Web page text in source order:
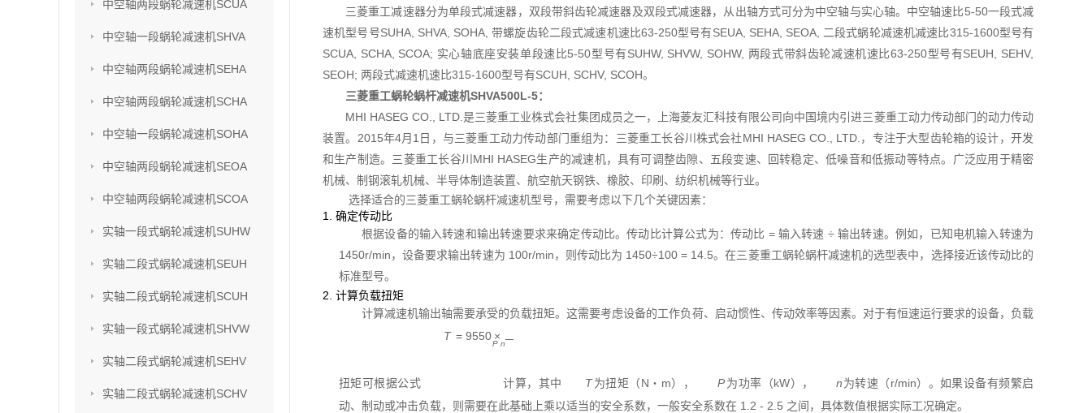
中空轴两段蜗轮减速机SCUA
中空轴一段蜗轮减速机SHVA
中空轴两段蜗轮减速机SEHA
中空轴两段蜗轮减速机SCHA
中空轴一段蜗轮减速机SOHA
中空轴两段蜗轮减速机SEOA
中空轴两段蜗轮减速机SCOA
实轴一段式蜗轮减速机SUHW
实轴二段式蜗轮减速机SEUH
实轴二段式蜗轮减速机SCUH
实轴一段式蜗轮减速机SHVW
实轴二段式蜗轮减速机SEHV
实轴二段式蜗轮减速机SCHV
三菱重工减速器分为单段式减速器，双段带斜齿轮减速器及双段式减速器，从出轴方式可分为中空轴与实心轴。中空轴速比5-50一段式减
速机型号号SUHA, SHVA, SOHA, 带螺旋齿轮二段式减速机速比63-250型号有SEUA, SEHA, SEOA, 二段式蜗轮减速机减速比315-1600型号有
SCUA, SCHA, SCOA; 实心轴底座安装单段速比5-50型号有SUHW, SHVW, SOHW, 两段式带斜齿轮减速机速比63-250型号有SEUH, SEHV,
SEOH; 两段式减速机速比315-1600型号有SCUH, SCHV, SCOH。
三菱重工蜗轮蜗杆减速机SHVA500L-5：
MHI HASEG CO., LTD.是三菱重工业株式会社集团成员之一，上海菱友汇科技有限公司向中国境内引进三菱重工动力传动部门的动力传动
装置。2015年4月1日，与三菱重工动力传动部门重组为：三菱重工长谷川株式会社MHI HASEG CO., LTD.，专注于大型齿轮箱的设计，开发
和生产制造。三菱重工长谷川MHI HASEG生产的减速机，具有可调整齿隙、五段变速、回转稳定、低噪音和低振动等特点。广泛应用于精密
机械、制钢滚轧机械、半导体制造装置、航空航天钢铁、橡胶、印刷、纺织机械等行业。
选择适合的三菱重工蜗轮蜗杆减速机型号，需要考虑以下几个关键因素：
1. 确定传动比
根据设备的输入转速和输出转速要求来确定传动比。传动比计算公式为：传动比 = 输入转速 ÷ 输出转速。例如，已知电机输入转速为
1450r/min，设备要求输出转速为 100r/min，则传动比为 1450÷100 = 14.5。在三菱重工蜗轮蜗杆减速机的选型表中，选择接近该传动比的
标准型号。
2. 计算负载扭矩
计算减速机输出轴需要承受的负载扭矩。这需要考虑设备的工作负荷、启动惯性、传动效率等因素。对于有恒速运行要求的设备，负载
扭矩可根据公式
T = 9550 ×
n
P
计算，其中 T 为扭矩（N・m）， P为功率（kW）， n为转速（r/min）。如果设备有频繁启
动、制动或冲击负载，则需要在此基础上乘以适当的安全系数，一般安全系数在 1.2 - 2.5 之间，具体数值根据实际工况确定。